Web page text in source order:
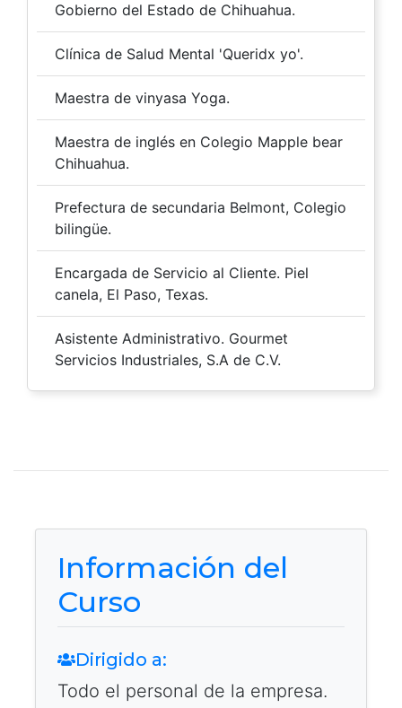
Gobierno del Estado de Chihuahua.
Clínica de Salud Mental 'Queridx yo'.
Maestra de vinyasa Yoga.
Maestra de inglés en Colegio Mapple bear
Chihuahua.
Prefectura de secundaria Belmont, Colegio
bilingüe.
Encargada de Servicio al Cliente. Piel
canela, El Paso, Texas.
Asistente Administrativo. Gourmet
Servicios Industriales, S.A de C.V.
Información del
Curso
Dirigido a:
Todo el personal de la empresa.